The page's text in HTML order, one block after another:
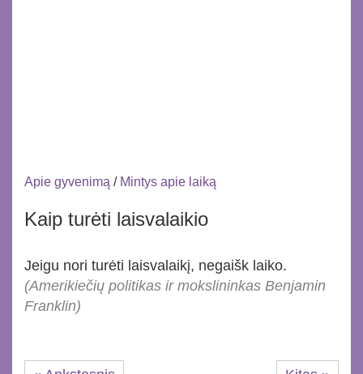
Apie gyvenimą / Mintys apie laiką
Kaip turėti laisvalaikio
Jeigu nori turėti laisvalaikį, negaišk laiko.
(Amerikiečių politikas ir mokslininkas Benjamin
Franklin)